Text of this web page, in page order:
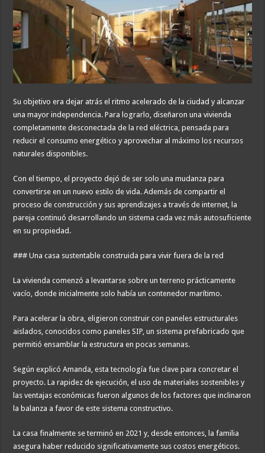
Su objetivo era dejar atrás el ritmo acelerado de la ciudad y alcanzar
una mayor independencia. Para lograrlo, diseñaron una vivienda
completamente desconectada de la red eléctrica, pensada para
reducir el consumo energético y aprovechar al máximo los recursos
naturales disponibles.
Con el tiempo, el proyecto dejó de ser solo una mudanza para
convertirse en un nuevo estilo de vida. Además de compartir el
proceso de construcción y sus aprendizajes a través de internet, la
pareja continuó desarrollando un sistema cada vez más autosuficiente
en su propiedad.
### Una casa sustentable construida para vivir fuera de la red
La vivienda comenzó a levantarse sobre un terreno prácticamente
vacío, donde inicialmente solo había un contenedor marítimo.
Para acelerar la obra, eligieron construir con paneles estructurales
aislados, conocidos como paneles SIP, un sistema prefabricado que
permitió ensamblar la estructura en pocas semanas.
Según explicó Amanda, esta tecnología fue clave para concretar el
proyecto. La rapidez de ejecución, el uso de materiales sostenibles y
las ventajas económicas fueron algunos de los factores que inclinaron
la balanza a favor de este sistema constructivo.
La casa finalmente se terminó en 2021 y, desde entonces, la familia
asegura haber reducido significativamente sus costos energéticos.